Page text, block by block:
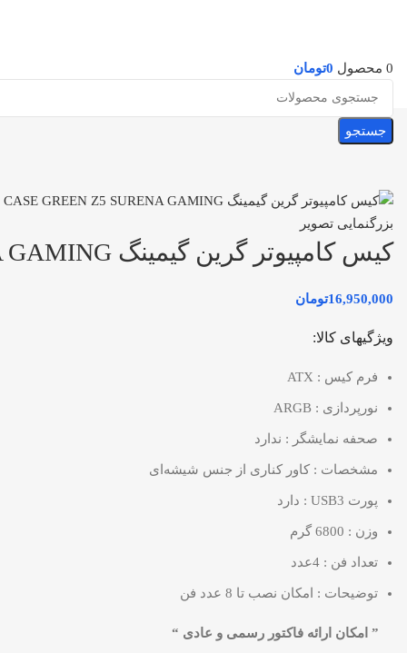
0 محصول 0تومان
جستجو
بزرگنمایی تصویر
کیس کامپیوتر گرین گیمینگ CASE GREEN Z5 SURENA GAMING
16,950,000تومان
ویژگیهای کالا:
فرم کیس : ATX
نورپردازی : ARGB
صحفه نمایشگر : ندارد
مشخصات : کاور کناری از جنس شیشه‌ای
پورت USB3 : دارد
وزن : 6800 گرم
تعداد فن : 4عدد
توضیحات : امکان نصب تا 8 عدد فن
” امکان ارائه فاکتور رسمی و عادی “